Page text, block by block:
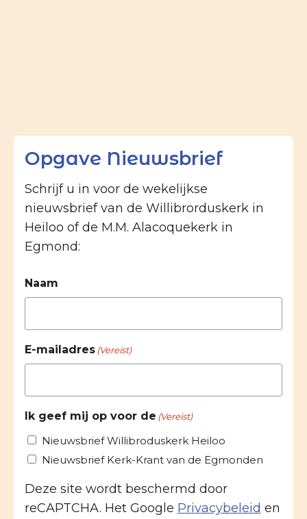
Opgave Nieuwsbrief
Schrijf u in voor de wekelijkse
nieuwsbrief van de Willibrorduskerk in
Heiloo of de M.M. Alacoquekerk in
Egmond:
Naam
E-mailadres (Vereist)
Ik geef mij op voor de (Vereist)
Nieuwsbrief Willibroduskerk Heiloo
Nieuwsbrief Kerk-Krant van de Egmonden
Deze site wordt beschermd door
reCAPTCHA. Het Google Privacybeleid en